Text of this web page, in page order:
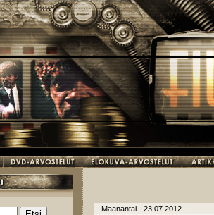
Maanantai - 23.07.2012